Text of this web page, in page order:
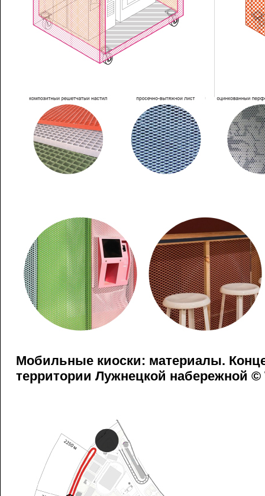
Мобильные киоски: материалы.
территории Лужнецкой набережной ©